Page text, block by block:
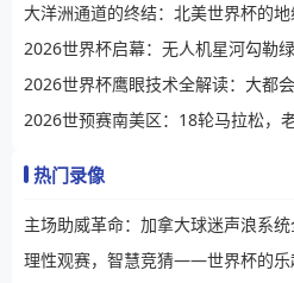
大洋洲通道的终结：北美世界杯的
2026世界杯启幕：无人机星河勾勒
2026世预赛南美区：18轮马拉松，
热门录像
主场助威革命：加拿大球迷声浪系
理性观赛，智慧竞猜——世界杯的乐